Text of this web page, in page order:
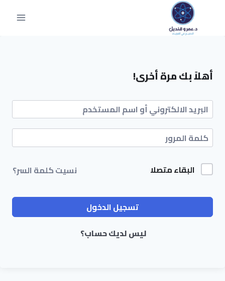
أهلاً بك مرة أخرى!
البقاء متصلا نسيت كلمة السر؟
تسجيل الدخول
ليس لديك حساب؟